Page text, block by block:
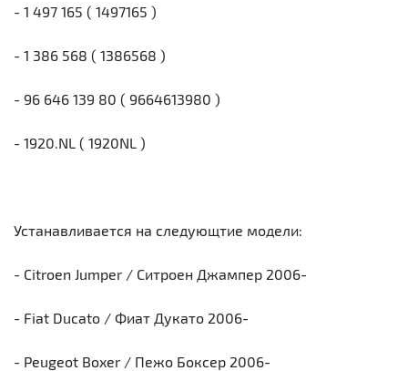
- 1 497 165 ( 1497165 )
- 1 386 568 ( 1386568 )
- 96 646 139 80 ( 9664613980 )
- 1920.NL ( 1920NL )
Устанавливается на следующтие модели:
- Citroen Jumper / Ситроен Джампер 2006-
- Fiat Ducato / Фиат Дукато 2006-
- Peugeot Boxer / Пежо Боксер 2006-